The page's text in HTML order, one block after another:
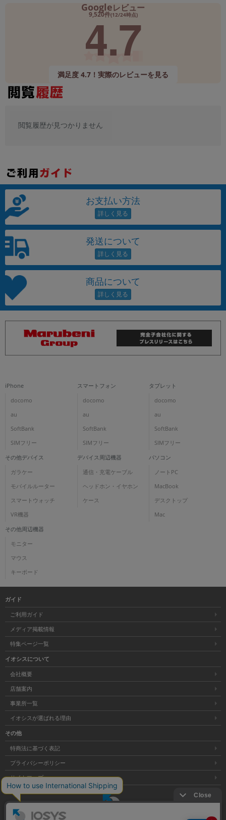
Googleレビュー
9,520件(12/24時点)
4.7
満足度 4.7！実際のレビューを見る
閲覧履歴が見つかりません
お支払い方法
発送について
商品について
iPhone
docomo
au
SoftBank
SIMフリー
スマートフォン
docomo
au
SoftBank
SIMフリー
タブレット
docomo
au
SoftBank
SIMフリー
その他デバイス
ガラケー
モバイルルーター
スマートウォッチ
VR機器
デバイス周辺機器
通信・充電ケーブル
ヘッドホン・イヤホン
ケース
パソコン
ノートPC
MacBook
デスクトップ
Mac
その他周辺機器
モニター
マウス
キーボード
ガイド
ご利用ガイド
メディア掲載情報
特集ページ一覧
イオシスについて
会社概要
店舗案内
事業所一覧
イオシスが選ばれる理由
その他
特商法に基づく表記
プライバシーポリシー
サイトマップ